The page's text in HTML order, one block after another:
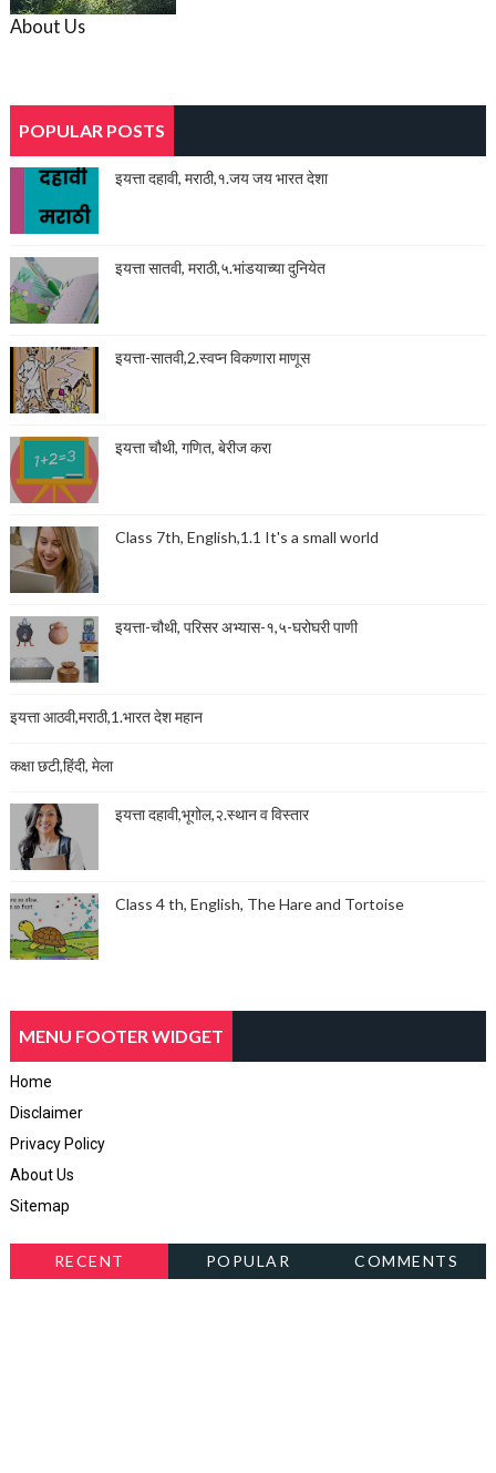
About Us
POPULAR POSTS
इयत्ता दहावी, मराठी,१.जय जय भारत देशा
इयत्ता सातवी, मराठी,५.भांडयाच्या दुनियेत
इयत्ता-सातवी,2.स्वप्न विकणारा माणूस
इयत्ता चौथी, गणित, बेरीज करा
Class 7th, English,1.1 It's a small world
इयत्ता-चौथी, परिसर अभ्यास-१,५-घरोघरी पाणी
इयत्ता आठवी,मराठी,1.भारत देश महान
कक्षा छटी,हिंदी, मेला
इयत्ता दहावी,भूगोल,२.स्थान व विस्तार
Class 4 th, English, The Hare and Tortoise
MENU FOOTER WIDGET
Home
Disclaimer
Privacy Policy
About Us
Sitemap
RECENT POPULAR COMMENTS